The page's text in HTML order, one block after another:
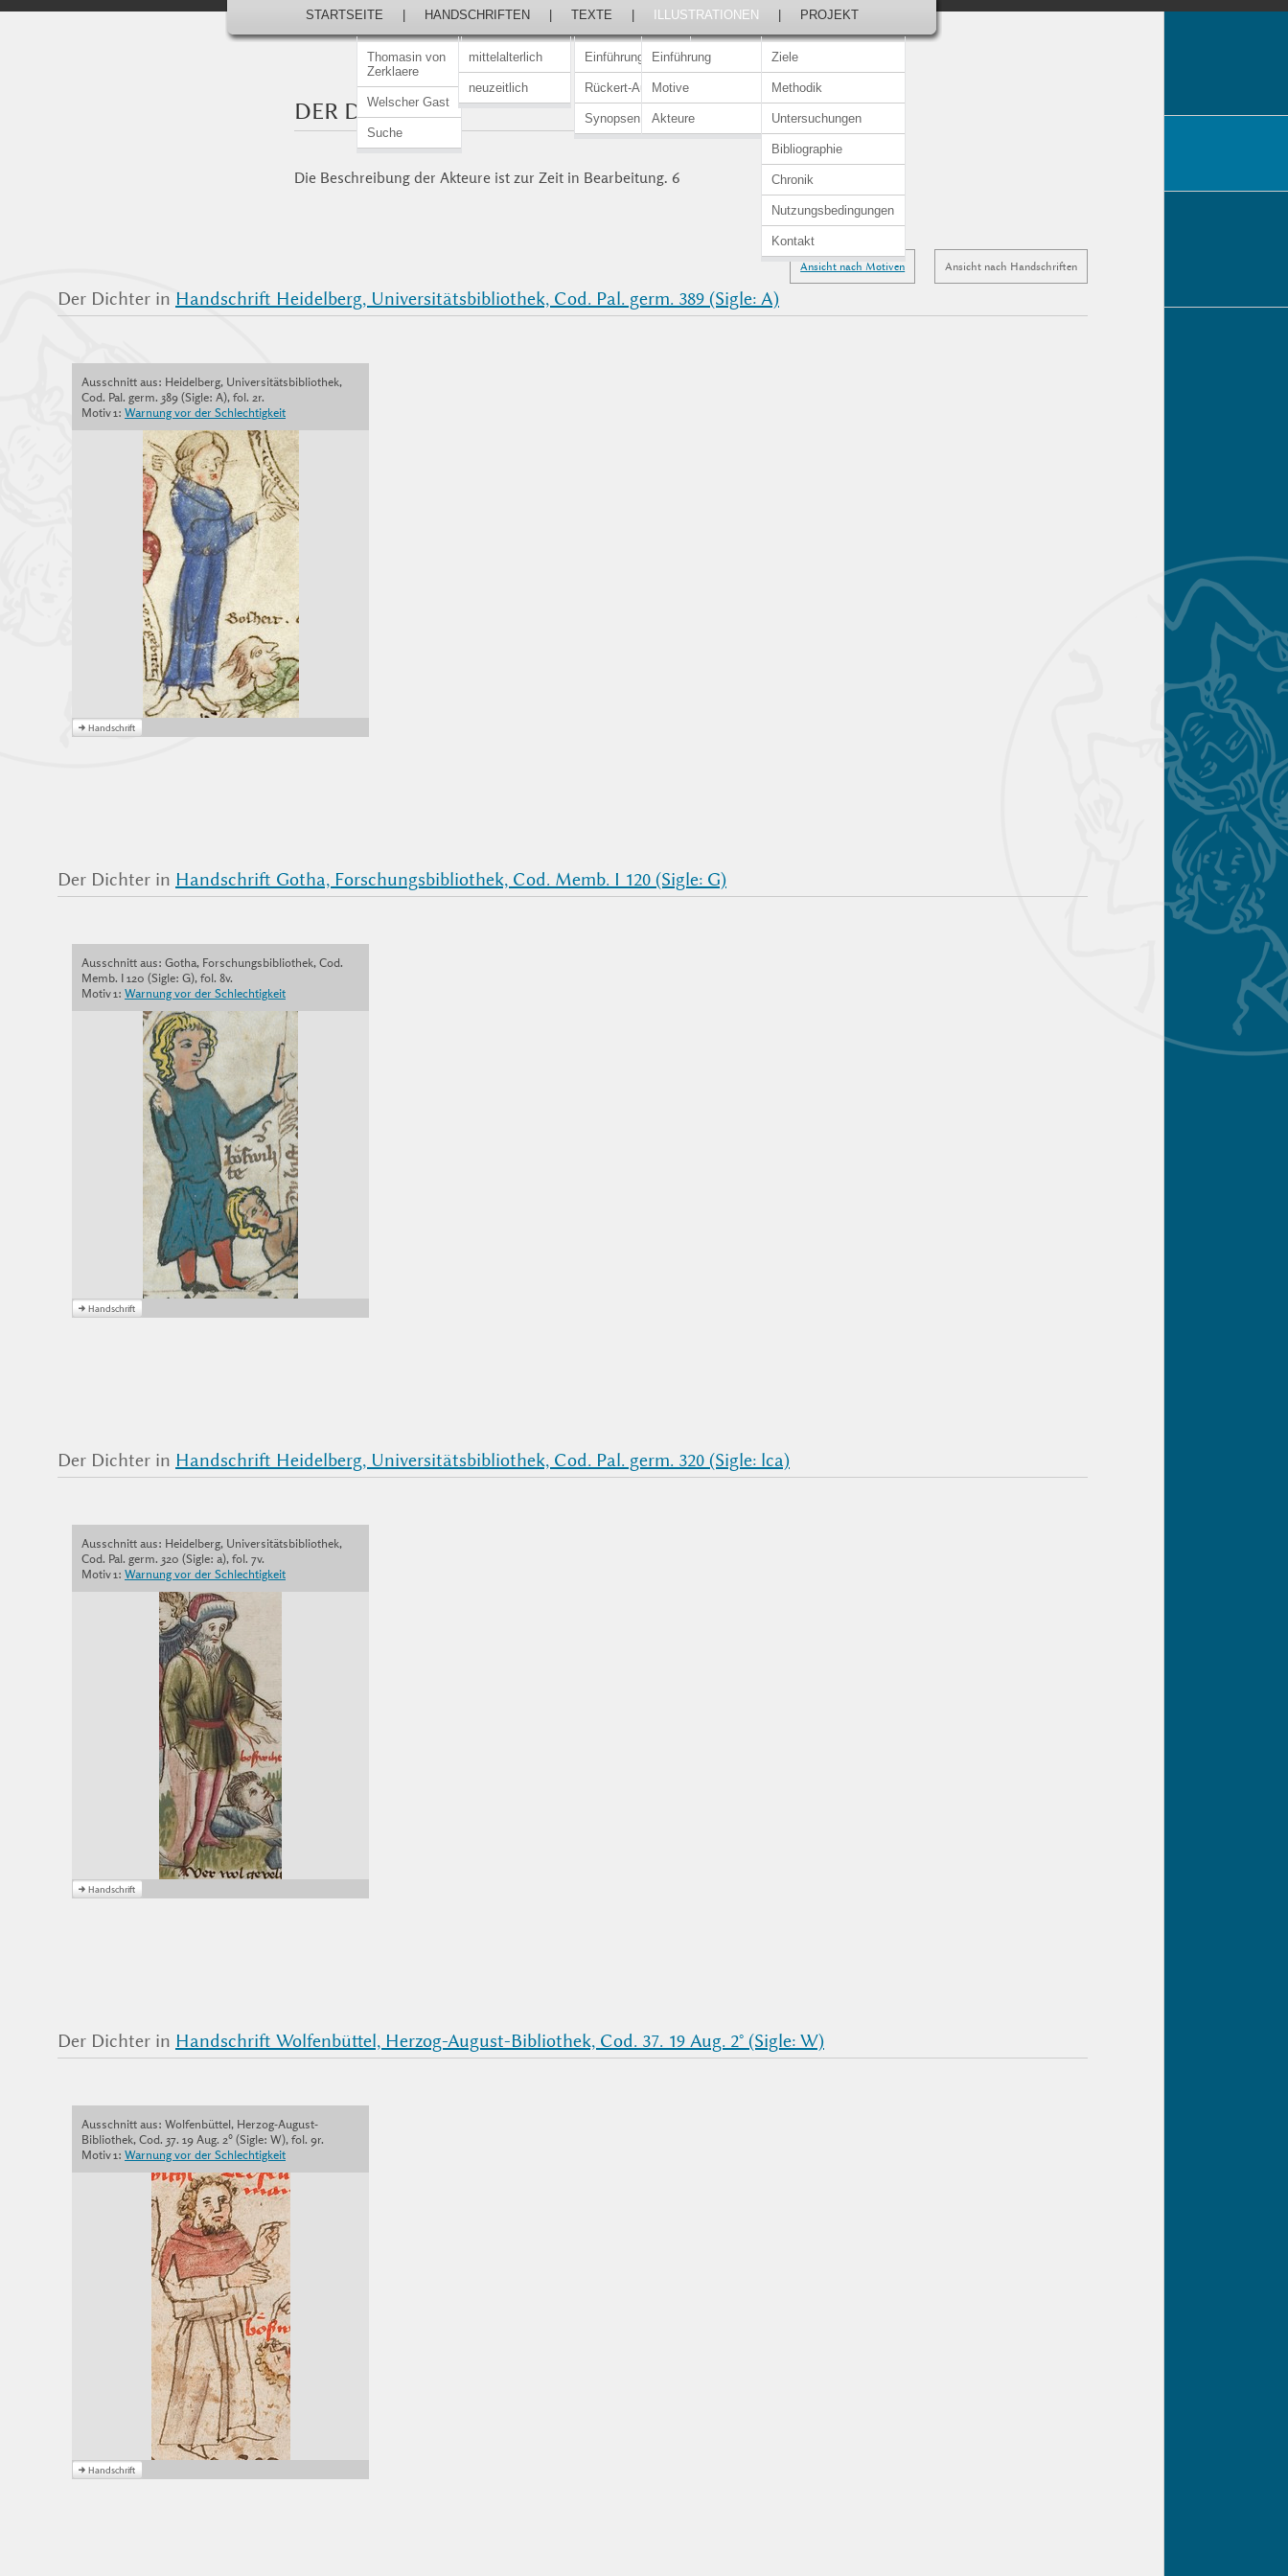
STARTSEITE
Thomasin von
Zerklaere
Welscher Gast
Suche
HANDSCHRIFTEN
mittelalterlich
neuzeitlich
TEXTE
Einführung
Rückert-Ausgabe
Synopsen
ILLUSTRATIONEN
Einführung
Motive
Akteure
PROJEKT
Ziele
Methodik
Untersuchungen
Bibliographie
Chronik
Nutzungsbedingungen
Kontakt
DER DICHTER
Die Beschreibung der Akteure ist zur Zeit in Bearbeitung. 6
Ansicht nach Handschriften
Ansicht nach Motiven
Der Dichter in Handschrift Heidelberg, Universitätsbibliothek, Cod. Pal. germ. 389 (Sigle: A)
Ausschnitt aus: Heidelberg, Universitätsbibliothek,
Cod. Pal. germ. 389 (Sigle: A), fol. 2r.
Motiv 1: Warnung vor der Schlechtigkeit
Der Dichter in Handschrift Gotha, Forschungsbibliothek, Cod. Memb. I 120 (Sigle: G)
Ausschnitt aus: Gotha, Forschungsbibliothek, Cod.
Memb. I 120 (Sigle: G), fol. 8v.
Motiv 1: Warnung vor der Schlechtigkeit
Der Dichter in Handschrift Heidelberg, Universitätsbibliothek, Cod. Pal. germ. 320 (Sigle: lca)
Ausschnitt aus: Heidelberg, Universitätsbibliothek,
Cod. Pal. germ. 320 (Sigle: a), fol. 7v.
Motiv 1: Warnung vor der Schlechtigkeit
Der Dichter in Handschrift Wolfenbüttel, Herzog-August-Bibliothek, Cod. 37. 19 Aug. 2° (Sigle: W)
Ausschnitt aus: Wolfenbüttel, Herzog-August-
Bibliothek, Cod. 37. 19 Aug. 2° (Sigle: W), fol. 9r.
Motiv 1: Warnung vor der Schlechtigkeit